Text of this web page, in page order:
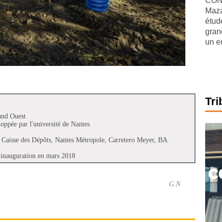
Ouest
par l'université de Nantes
des Dépôts, Nantes Métropole, Carretero Meyer, BA
en mars 2018
G.N
un